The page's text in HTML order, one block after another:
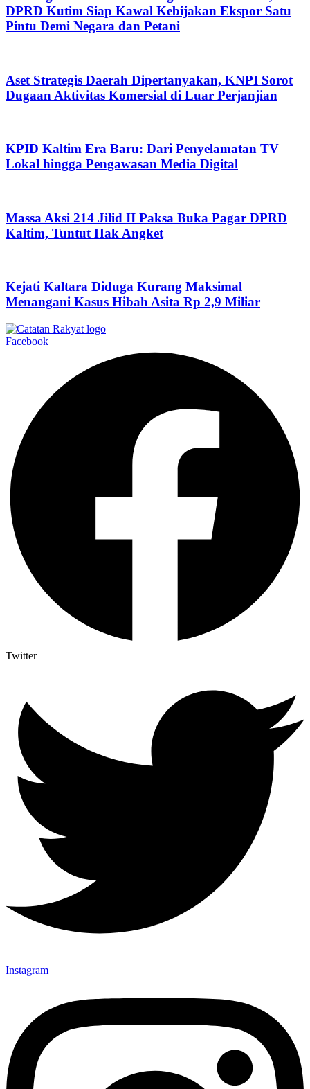
DPRD Kutim Siap Kawal Kebijakan Ekspor Satu
Pintu Demi Negara dan Petani
Aset Strategis Daerah Dipertanyakan, KNPI Sorot
Dugaan Aktivitas Komersial di Luar Perjanjian
KPID Kaltim Era Baru: Dari Penyelamatan TV
Lokal hingga Pengawasan Media Digital
Massa Aksi 214 Jilid II Paksa Buka Pagar DPRD
Kaltim, Tuntut Hak Angket
Kejati Kaltara Diduga Kurang Maksimal
Menangani Kasus Hibah Asita Rp 2,9 Miliar
Facebook
Twitter
Instagram